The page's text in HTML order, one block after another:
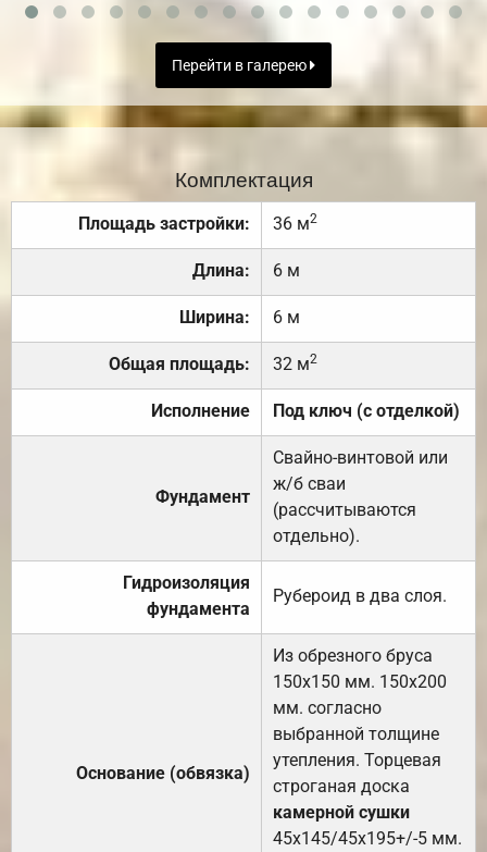
Перейти в галерею
Комплектация
Площадь застройки: 36 м2
Длина: 6 м
Ширина: 6 м
Общая площадь: 32 м2
Исполнение Под ключ (с отделкой)
Фундамент
Свайно-винтовой или
ж/б сваи
(рассчитываются
отдельно).
Гидроизоляция
фундамента
Рубероид в два слоя.
Основание (обвязка)
Из обрезного бруса
150х150 мм. 150х200
мм. согласно
выбранной толщине
утепления. Торцевая
строганая доска
камерной сушки
45х145/45х195+/-5 мм.